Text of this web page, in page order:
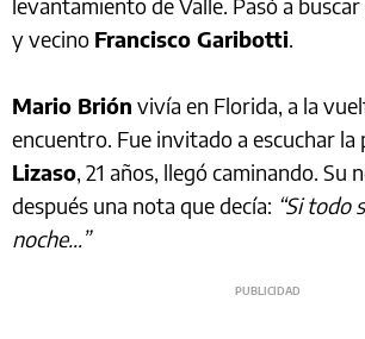
y vecino Francisco Garibotti
Mario Brión vivía en Florida, a la
encuentro. Fue invitado a escuchar la
Lizaso , 21 años, llegó caminando.
después una nota que decía: “Si todo
noche…”